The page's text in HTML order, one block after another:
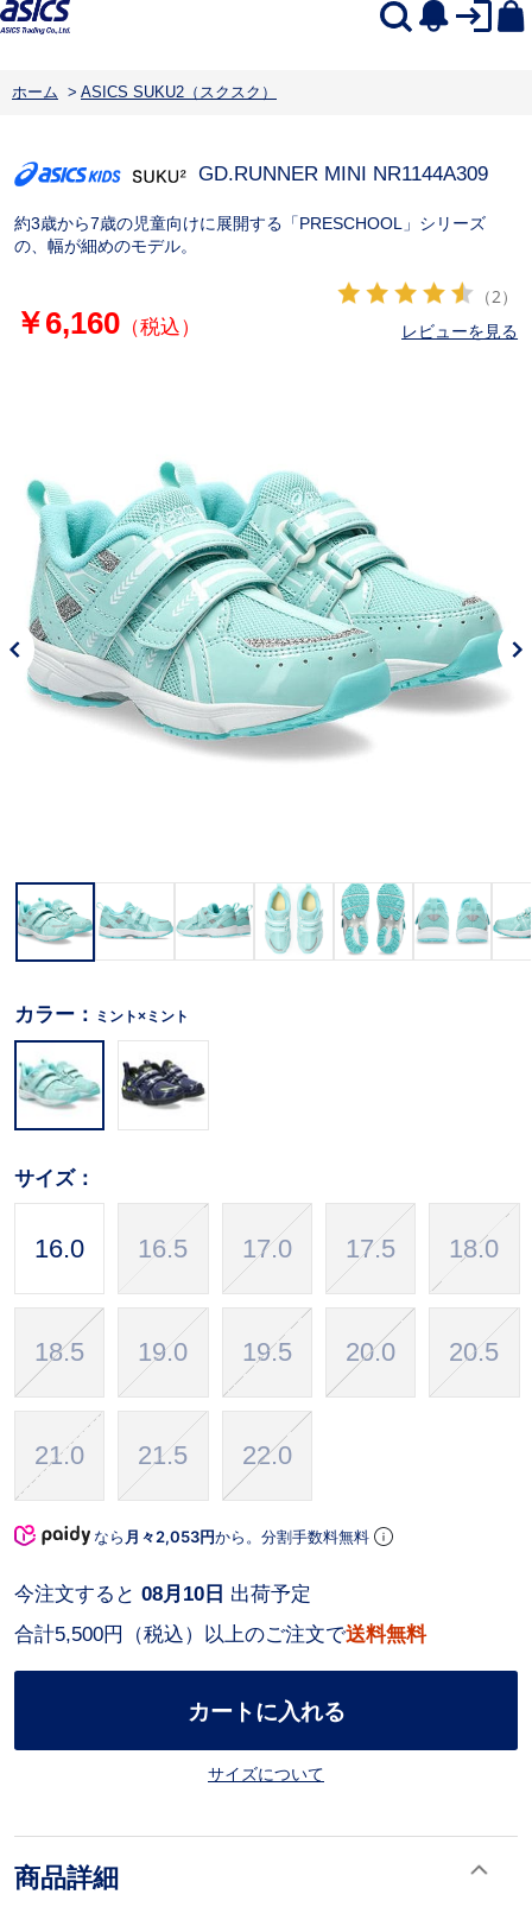
ホーム > ASICS SUKU2（スクスク）
GD.RUNNER MINI NR1144A309
約3歳から7歳の児童向けに展開する「PRESCHOOL」シリーズ
の、幅が細めのモデル。
￥6,160（税込）
（2）
レビューを見る
カラー： ミント×ミント
サイズ：
16.0 16.5 17.0 17.5 18.0
18.5 19.0 19.5 20.0 20.5
21.0 21.5 22.0
なら 月々2,053円から。分割手数料無料
合計5,500円（税込）以上のご注文で送料無料
今注文すると 08月10日 出荷予定
カートに入れる
サイズについて
商品詳細